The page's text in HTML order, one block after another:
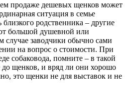
продаже дешевых щенков может
ситуация в семье
близкого родственника – другие
большой душевной или
случае заводчики обычно сами
на вопрос о стоимости. При
собаковода, помните – в такой
до щенков, и вряд ли они хорошо
это щенки не для выставок и не